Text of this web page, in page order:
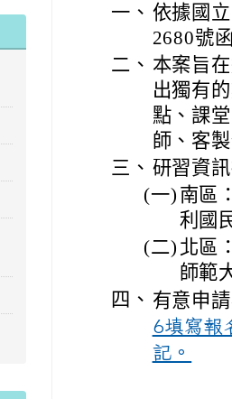
一、 依據國
2680號
二、 本案旨
出獨有
點、課
師、客
三、 研習資
(一) 南區
利國
(二) 北區
師範
四、 有意申
6填寫報
記。